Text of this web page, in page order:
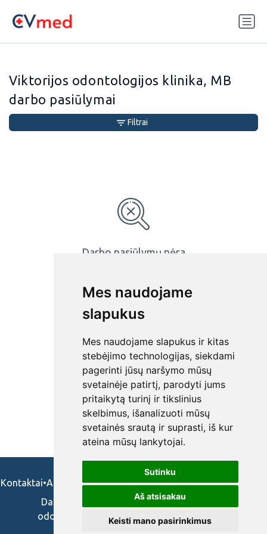
Mes naudojame
slapukus
Mes naudojame slapukus ir kitas
stebėjimo technologijas, siekdami
pagerinti jūsų naršymo mūsų
svetainėje patirtį, parodyti jums
pritaikytą turinį ir tikslinius
skelbimus, išanalizuoti mūsų
svetainės srautą ir suprasti, iš kur
ateina mūsų lankytojai.
Sutinku
Aš atsisakau
Keisti mano pasirinkimus
Viktorijos odontologijos klinika, MB
darbo pasiūlymai
Darbo pasiūlymų nėra
Filtrai
Kontaktai•Apie mus•Naudojimosi taisykės•Privatumo politika
Darbo skelbimai ir pasiūlymai: gydytojams,
odontologams, slaugytojams, veterinarams,